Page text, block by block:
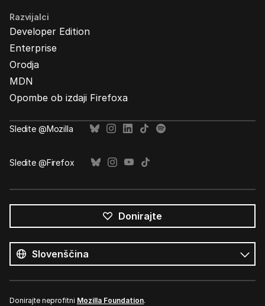
Razvijalci
Developer Edition
Enterprise
Orodja
MDN
Opombe ob izdaji Firefoxa
Sledite @Mozilla
Sledite @Firefox
Donirajte
jeziki
Jezik
Donirajte neprofitni Mozilla Foundation.